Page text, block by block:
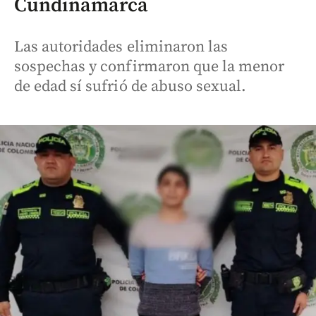
Cundinamarca
Las autoridades eliminaron las
sospechas y confirmaron que la menor
de edad sí sufrió de abuso sexual.